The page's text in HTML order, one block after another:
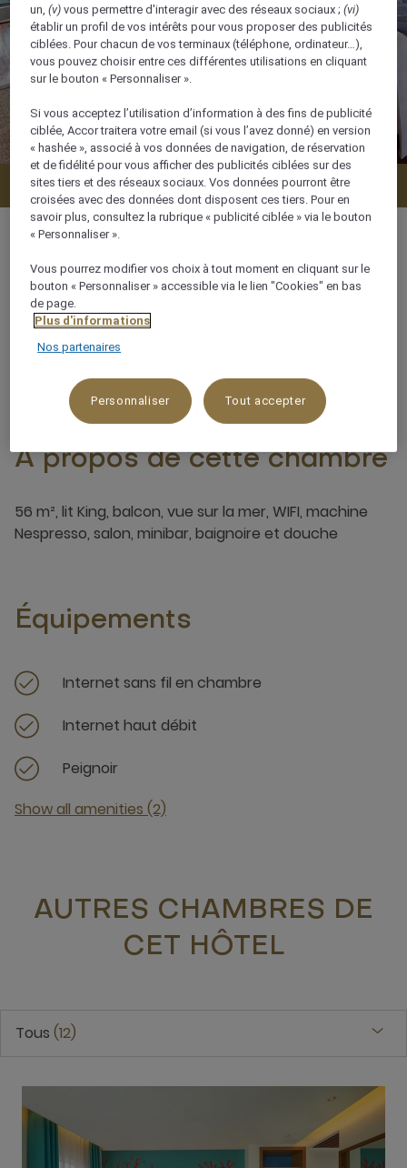
Vérifier la disponibilité
56 m²
4 x
À propos de cette chambre
56 m², lit King, balcon, vue sur la mer, WIFI, machine
Nespresso, salon, minibar, baignoire et douche
Équipements
Internet sans fil en chambre
Internet haut débit
Peignoir
Show all amenities (2)
AUTRES CHAMBRES DE
CET HÔTEL
Tous 12
un,(v) vous permettre d'interagir avec des réseaux sociaux ;(vi)
établir un profil de vos intérêts pour vous proposer des publicités
ciblées. Pour chacun de vos terminaux (téléphone, ordinateur…),
vous pouvez choisir entre ces différentes utilisations en cliquant
sur le bouton « Personnaliser ».
Si vous acceptez l’utilisation d’information à des fins de publicité
ciblée, Accor traitera votre email (si vous l’avez donné) en version
« hashée », associé à vos données de navigation, de réservation
et de fidélité pour vous afficher des publicités ciblées sur des
sites tiers et des réseaux sociaux. Vos données pourront être
croisées avec des données dont disposent ces tiers. Pour en
savoir plus, consultez la rubrique « publicité ciblée » via le bouton
« Personnaliser ».
Vous pourrez modifier vos choix à tout moment en cliquant sur le
bouton « Personnaliser » accessible via le lien "Cookies" en bas
de page.
Plus d'informations
Nos partenaires
Personnaliser Tout accepter